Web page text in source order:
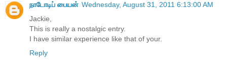
நாடோடிப் பையன் Wednesday, August 31, 2011 6:13:00 AM
Jackie,
This is really a nostalgic entry.
I have similar experience like that of your.
Reply